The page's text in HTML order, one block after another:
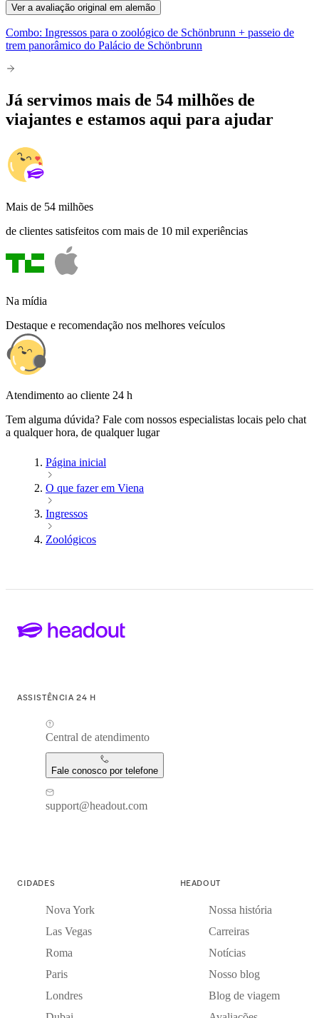
Ver a avaliação original em alemão
Combo: Ingressos para o zoológico de Schönbrunn + passeio de
trem panorâmico do Palácio de Schönbrunn
Já servimos mais de 54 milhões de
viajantes e estamos aqui para ajudar
Mais de 54 milhões
de clientes satisfeitos com mais de 10 mil experiências
Na mídia
Destaque e recomendação nos melhores veículos
Atendimento ao cliente 24 h
Tem alguma dúvida? Fale com nossos especialistas locais pelo chat
a qualquer hora, de qualquer lugar
Página inicial
O que fazer em Viena
Ingressos
Zoológicos
ASSISTÊNCIA 24 H
Central de atendimento
Fale conosco por telefone
support@headout.com
CIDADES
Nova York
Las Vegas
Roma
Paris
Londres
HEADOUT
Nossa história
Carreiras
Notícias
Nosso blog
Blog de viagem